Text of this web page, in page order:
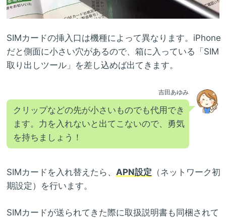
SIMカードの挿入口は機種によって異なります。iPhone
だと側面に小さい穴があるので、箱に入っている「SIM
取り出しツール」を差し込めば出てきます。
吉田あゆみ
クリップなどの先が小さいものでも代用でき
ます。力を入れないと出てこないので、勇気
を持ちましょう！
SIMカードを入れ替えたら、 APN設定 （ネットワーク初
期設定）を行います。
SIMカードが送られてきた際に取扱説明書も同梱されて